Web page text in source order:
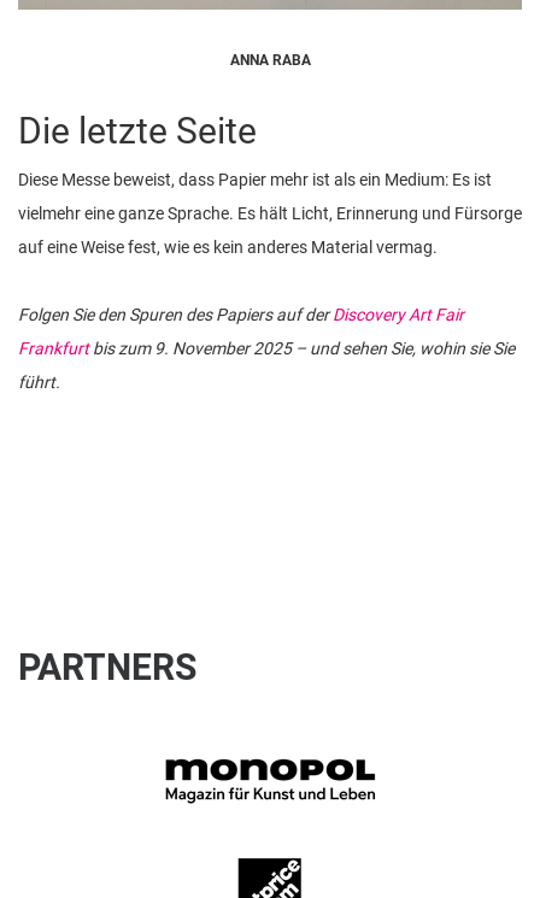
ANNA RABA
Die letzte Seite
Diese Messe beweist, dass Papier mehr ist als ein Medium: Es ist
vielmehr eine ganze Sprache. Es hält Licht, Erinnerung und Fürsorge
auf eine Weise fest, wie es kein anderes Material vermag.
Folgen Sie den Spuren des Papiers auf derDiscovery Art Fair
Frankfurtbis zum 9. November 2025 – und sehen Sie, wohin sie Sie
führt.
PARTNERS